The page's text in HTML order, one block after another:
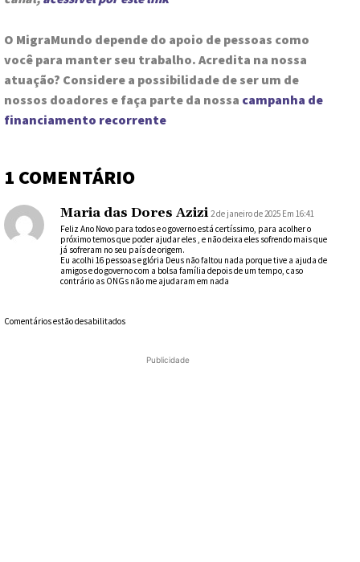
O MigraMundo depende do apoio de pessoas como
você para manter seu trabalho. Acredita na nossa
atuação? Considere a possibilidade de ser um de
nossos doadores e faça parte da nossa campanha de
financiamento recorrente
1 COMENTÁRIO
Maria das Dores Azizi 2 de janeiro de 2025 Em 16:41
Feliz Ano Novo para todos e o governo está certíssimo, para acolher o
próximo temos que poder ajudar eles , e não deixa eles sofrendo mais que
já sofreram no seu país de origem.
Eu acolhi 16 pessoas e glória Deus não faltou nada porque tive a ajuda de
amigos e do governo com a bolsa família depois de um tempo, caso
contrário as ONGs não me ajudaram em nada
Comentários estão desabilitados
Publicidade